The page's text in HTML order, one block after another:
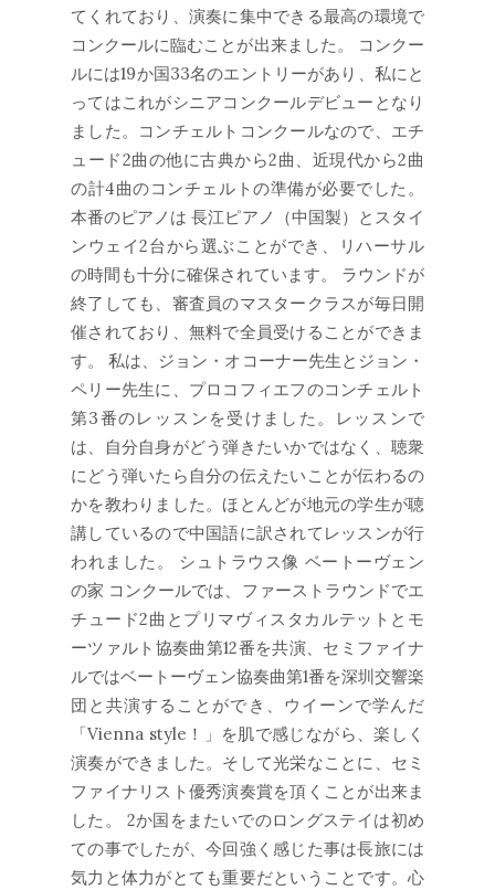
てくれており、演奏に集中できる最高の環境で
コンクールに臨むことが出来ました。 コンクー
ルには19か国33名のエントリーがあり、私にと
ってはこれがシニアコンクールデビューとなり
ました。コンチェルトコンクールなので、エチ
ュード2曲の他に古典から2曲、近現代から2曲
の計4曲のコンチェルトの準備が必要でした。
本番のピアノは 長江ピアノ（中国製）とスタイ
ンウェイ2台から選ぶことができ、リハーサル
の時間も十分に確保されています。 ラウンドが
終了しても、審査員のマスタークラスが毎日開
催されており、無料で全員受けることができま
す。 私は、ジョン・オコーナー先生とジョン・
ペリー先生に、プロコフィエフのコンチェルト
第3番のレッスンを受けました。レッスンで
は、自分自身がどう弾きたいかではなく、聴衆
にどう弾いたら自分の伝えたいことが伝わるの
かを教わりました。ほとんどが地元の学生が聴
講しているので中国語に訳されてレッスンが行
われました。 シュトラウス像 ベートーヴェン
の家 コンクールでは、ファーストラウンドでエ
チュード2曲とプリマヴィスタカルテットとモ
ーツァルト協奏曲第12番を共演、セミファイナ
ルではベートーヴェン協奏曲第1番を深圳交響楽
団と共演することができ、ウイーンで学んだ
「Vienna style！」を肌で感じながら、楽しく
演奏ができました。そして光栄なことに、セミ
ファイナリスト優秀演奏賞を頂くことが出来ま
した。 2か国をまたいでのロングステイは初め
ての事でしたが、今回強く感じた事は長旅には
気力と体力がとても重要だということです。心